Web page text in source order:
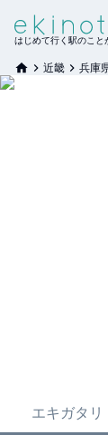
はじめて行く駅のこと
近畿 兵庫
エキガタリ